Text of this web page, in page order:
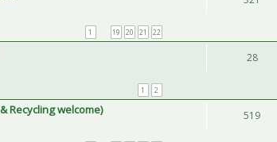
1 19 20 21 22
1 2
28
Recycling welcome) 519